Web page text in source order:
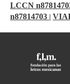
LCCN
n87814703 |